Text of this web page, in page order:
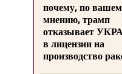
почему, по
мнению, трамп
отказывает
в лицензии на
производство